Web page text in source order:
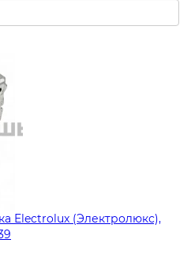
Electrolux (Электролюкс),